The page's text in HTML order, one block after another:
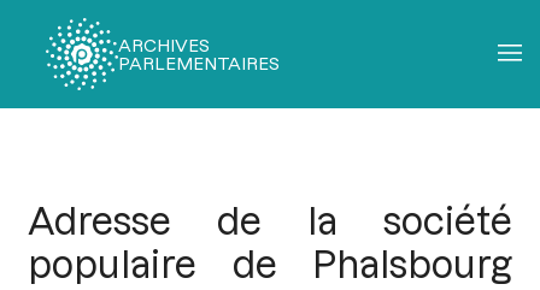
ARCHIVES
PARLEMENTAIRES
Adresse de la société
populaire de Phalsbourg